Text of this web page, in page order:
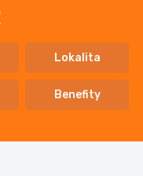
Lokalita
Benefity